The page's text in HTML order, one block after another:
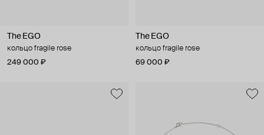
The EGO
кольцо fragile rose
249 000 ₽
The EGO
кольцо fragile rose
69 000 ₽